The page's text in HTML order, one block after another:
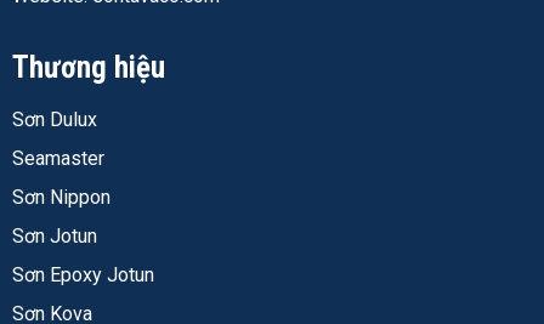
Thương hiệu
Sơn Dulux
Seamaster
Sơn Nippon
Sơn Jotun
Sơn Epoxy Jotun
Sơn Kova